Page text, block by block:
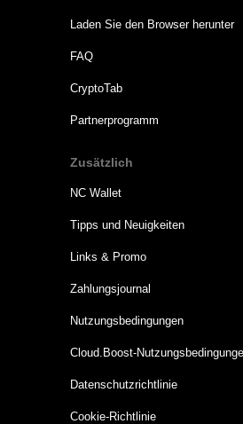
Laden Sie den Browser herunter
FAQ
CryptoTab
Partnerprogramm
Zusätzlich
NC Wallet
Tipps und Neuigkeiten
Links & Promo
Zahlungsjournal
Nutzungsbedingungen
Cloud.Boost-
Datenschutzrichtlinie
Cookie-Richtlinie